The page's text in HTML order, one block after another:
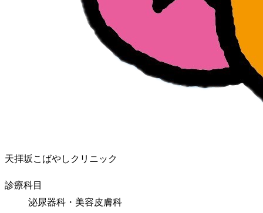
天拝坂こばやしクリニック
診療科目
泌尿器科・美容皮膚科